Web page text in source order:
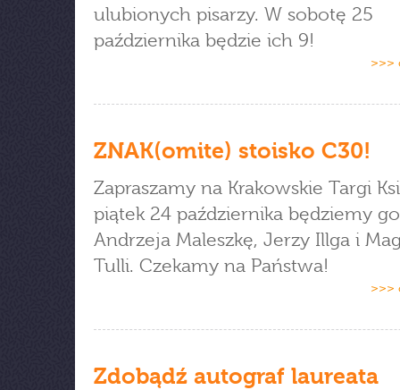
ulubionych pisarzy. W sobotę 25
października będzie ich 9!
>>>
ZNAK(omite) stoisko C30!
Zapraszamy na Krakowskie Targi
piątek 24 października będziemy
Andrzeja Maleszkę, Jerzy Illga i
Tulli. Czekamy na Państwa!
>>>
Zdobądź autograf laureata